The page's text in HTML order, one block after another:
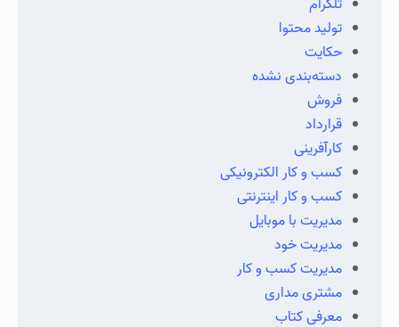
تولید محتوا
حکایت
دسته‌بندی نشده
فروش
قرارداد
کارآفرینی
کسب و کار الکترونیکی
کسب و کار اینترنتی
مدیریت با موبایل
مدیریت خود
مدیریت کسب و کار
مشتری مداری
معرفی کتاب